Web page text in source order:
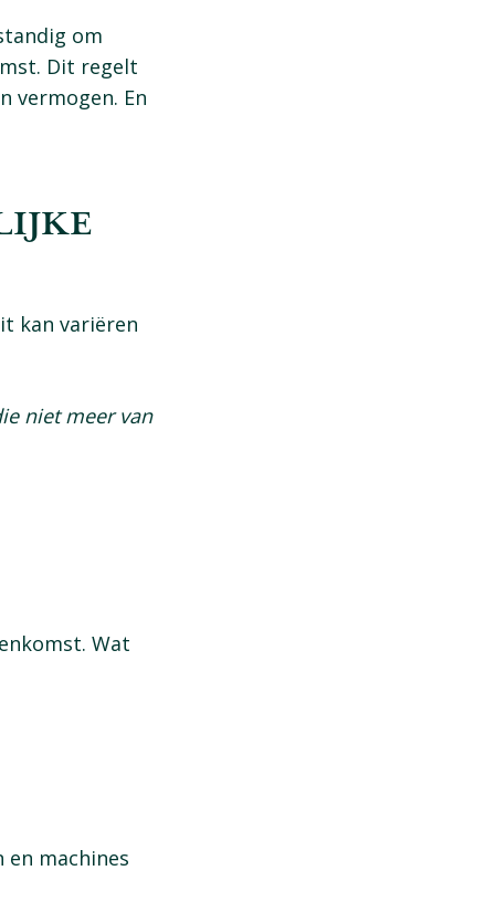
om
Dit regelt
vermogen. En
kan variëren
niet meer van
Wat
machines